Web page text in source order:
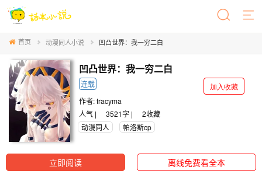
首页 动漫同人小说 凹凸世界：我一穷二白
凹凸世界：我一穷二白
连载
加入收藏
作者:tracyma
人气 |
3521字 | 2收藏
动漫同人
帕洛斯cp
立即阅读 离线免费看全本